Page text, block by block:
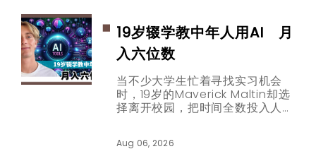
19岁辍学教中年人用AI 月
入六位数
当不少大学生忙着寻找实习机会
时，19岁的Maverick Maltin却选
择离开校园，把时间全数投入人工
Aug 06, 2026